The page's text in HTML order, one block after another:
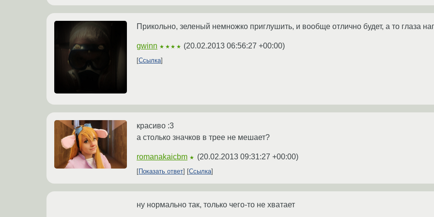
Прикольно, зеленый немножко приглушить, и вообще отлично будет, а то глаза
gwinn ★★★★ (20.02.2013 06:56:27 +00:00)
Ссылка
красиво :3
а столько значков в трее не мешает?
romanakaicbm ★ (20.02.2013 09:31:27 +00:00)
Показать ответ Ссылка
ну нормально так, только чего-то не хватает